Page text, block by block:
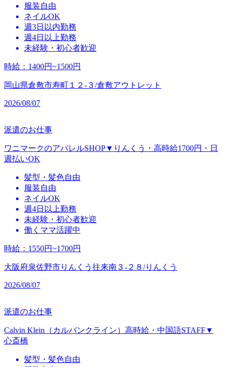
服装自由
ネイルOK
週3日以内勤務
週4日以上勤務
未経験・初心者歓迎
時給 ： 1400円~1500円
岡山県倉敷市寿町１２‐３/倉敷アウトレット
2026/08/07
派遣のお仕事
ワニマークのアパレルSHOP▼りんくう・高時給1700円・日
週払いOK
髪型・髪色自由
服装自由
ネイルOK
週4日以上勤務
未経験・初心者歓迎
働くママ活躍中
時給 ： 1550円~1700円
大阪府泉佐野市りんくう往来南３‐２８/りんくう
2026/08/07
派遣のお仕事
Calvin Klein（カルバンクライン）高時給・中国語STAFF▼
心斎橋
髪型・髪色自由